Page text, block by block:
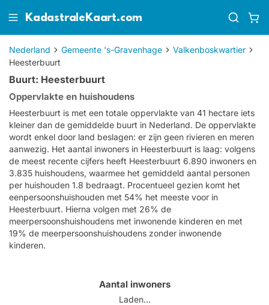
KadastraleKaart.com
Nederland Gemeente 's-Gravenhage
Valkenboskwartier
Heesterbuurt
Buurt: Heesterbuurt
Oppervlakte en huishoudens
Heesterbuurt is met een totale oppervlakte van 41 hectare iets
kleiner dan de gemiddelde buurt in Nederland. De oppervlakte
wordt enkel door land beslagen: er zijn geen rivieren en meren
aanwezig. Het aantal inwoners in Heesterbuurt is laag: volgens
de meest recente cijfers heeft Heesterbuurt 6.890 inwoners en
3.835 huishoudens, waarmee het gemiddeld aantal personen
per huishouden 1.8 bedraagt. Procentueel gezien komt het
eenpersoonshuishouden met 54% het meeste voor in
Heesterbuurt. Hierna volgen met 26% de
meerpersoonshuishoudens met inwonende kinderen en met
19% de meerpersoonshuishoudens zonder inwonende
kinderen.
Aantal inwoners
Laden...